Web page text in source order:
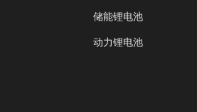
储能锂电池
动力锂电池